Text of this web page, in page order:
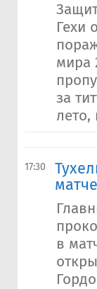
Гехи
мира
за
лето,
17:30
в